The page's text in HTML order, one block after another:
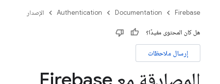
Firebase
Documentation
Authentication الإصدار
هل كان المحتوى مفيدًا؟
إرسال ملاحظات